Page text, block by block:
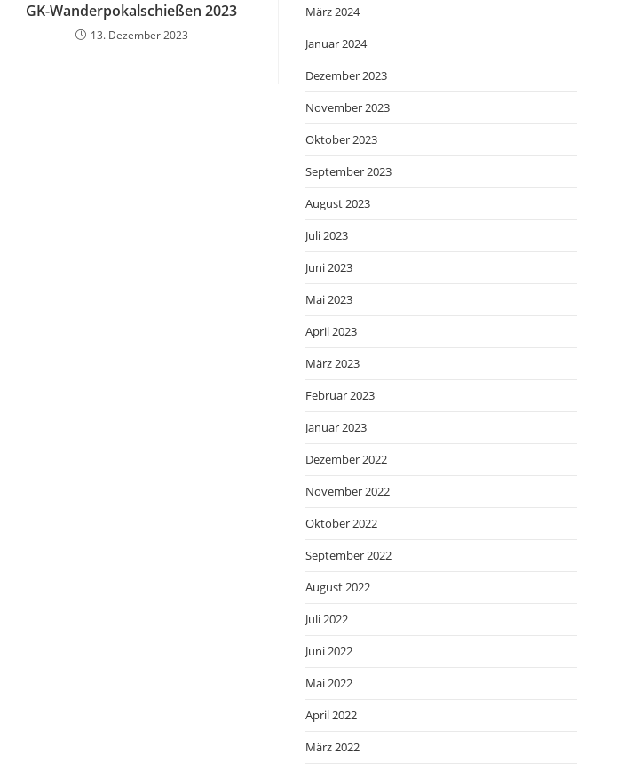
GK-Wanderpokalschießen 2023
13. Dezember 2023
März 2024
Januar 2024
Dezember 2023
November 2023
Oktober 2023
September 2023
August 2023
Juli 2023
Juni 2023
Mai 2023
April 2023
März 2023
Februar 2023
Januar 2023
Dezember 2022
November 2022
Oktober 2022
September 2022
August 2022
Juli 2022
Juni 2022
Mai 2022
April 2022
März 2022